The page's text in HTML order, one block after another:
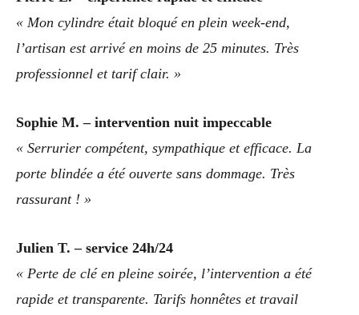
« Mon cylindre était bloqué en plein week-end,
l’artisan est arrivé en moins de 25 minutes. Très
professionnel et tarif clair. »
Sophie M. – intervention nuit impeccable
« Serrurier compétent, sympathique et efficace. La
porte blindée a été ouverte sans dommage. Très
rassurant ! »
Julien T. – service 24h/24
« Perte de clé en pleine soirée, l’intervention a été
rapide et transparente. Tarifs honnêtes et travail